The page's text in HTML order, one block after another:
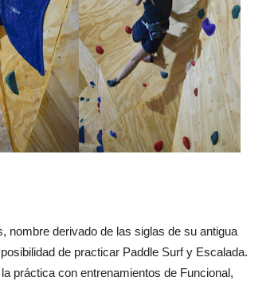
nombre derivado de las siglas de su antigua
de practicar Paddle Surf y Escalada.
práctica con entrenamientos de Funcional,